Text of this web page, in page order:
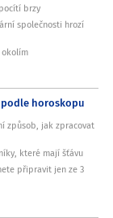
brzy
společnosti hrozí
horoskopu
způsob, jak zpracovat
které mají šťávu
připravit jen ze 3